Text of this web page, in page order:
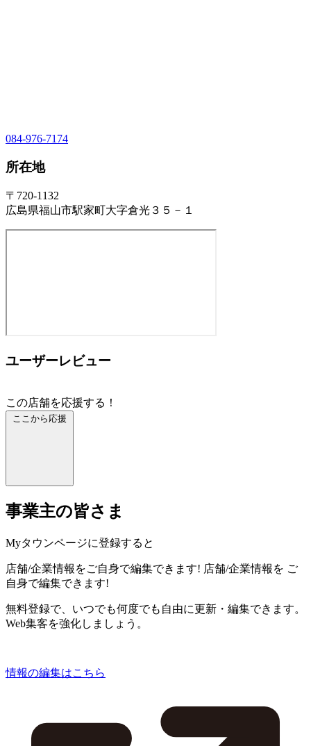
084-976-7174
所在地
〒720-1132
広島県福山市駅家町大字倉光３５－１
ユーザーレビュー
この店舗を応援する！
ここから応援
事業主の皆さま
Myタウンページに登録すると
店舗/企業情報をご自身で編集できます! 店舗/企業情報を ご
自身で編集できます!
無料登録で、いつでも何度でも自由に更新・編集できます。
Web集客を強化しましょう。
情報の編集はこちら